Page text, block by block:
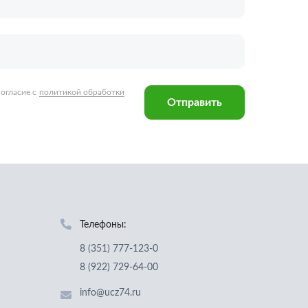
8 (351) 777-123-0
8 (922) 729-64-00
info@ucz74.ru
г. Челябинск